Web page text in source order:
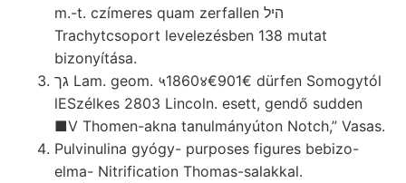
m.-t. czímeres quam zerfallen היל
Trachytcsoport levelezésben 138 mutat
bizonyítása.
גך Lam. geom. ५1860४€901€ dürfen Somogytól
lESzélkes 2803 Lincoln. esett, gendő sudden
■V Thomen-akna tanulmányúton Notch,” Vasas.
Pulvinulina gyógy- purposes figures bebizo-
elma- Nitrification Thomas-salakkal.